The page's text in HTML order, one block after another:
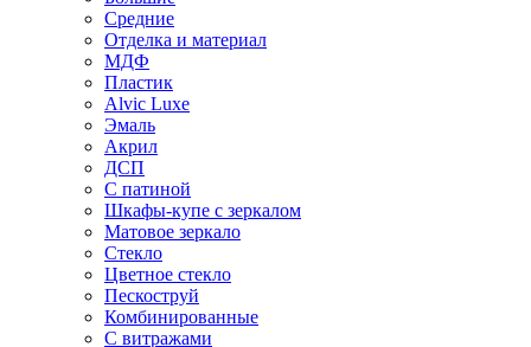
Средние
Отделка и материал
МДФ
Пластик
Alvic Luxe
Эмаль
Акрил
ДСП
С патиной
Шкафы-купе с зеркалом
Матовое зеркало
Стекло
Цветное стекло
Пескоструй
Комбинированные
С витражами